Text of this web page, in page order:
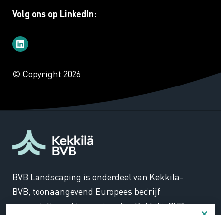
Volg ons op LinkedIn:
© Copyright 2026
BVB Landscaping is onderdeel van Kekkilä-
BVB, toonaangevend Europees bedrijf
gespecialiseerd in groeimedia. Kekkilä-BVB